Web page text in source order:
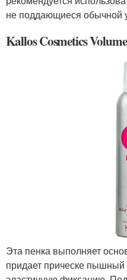
не поддающиеся обычной
Kallos Cosmetics Volume
Эта пенка выполняет
придает прическе пышный